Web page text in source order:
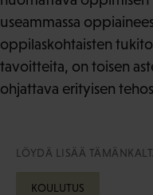
useammassa
oppilaskohtaisten
tavoitteita, on toisen
ohjattava erityisen
LÖYDÄ LISÄÄ
KOULUTUS